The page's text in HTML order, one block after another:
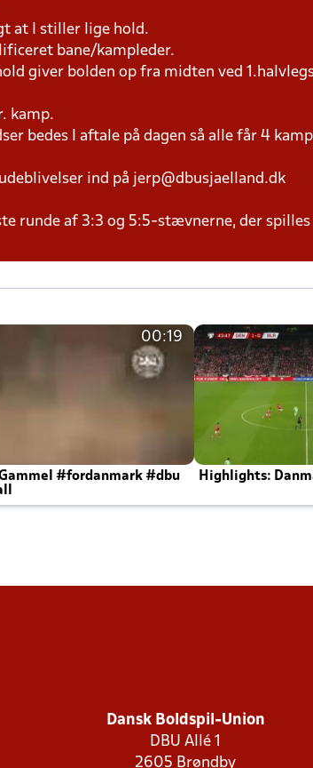
at I stiller lige hold.
bane/kampleder.
giver bolden op fra midten ved
kamp.
bedes I aftale på dagen så alle får 4
ind på jerp@dbusjaelland.dk
runde af 3:3 og 5:5-stævnerne, der spilles
00:19
Gammel #fordanmark #dbu
Highlights:
Dansk Boldspil-Union
DBU Allé 1
2605 Brøndby